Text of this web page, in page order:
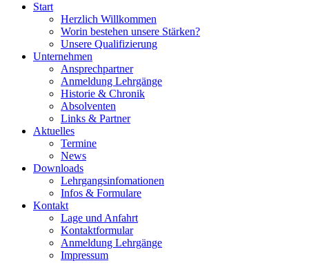
Start
Herzlich Willkommen
Worin bestehen unsere Stärken?
Unsere Qualifizierung
Unternehmen
Ansprechpartner
Anmeldung Lehrgänge
Historie & Chronik
Absolventen
Links & Partner
Aktuelles
Termine
News
Downloads
Lehrgangsinfomationen
Infos & Formulare
Kontakt
Lage und Anfahrt
Kontaktformular
Anmeldung Lehrgänge
Impressum